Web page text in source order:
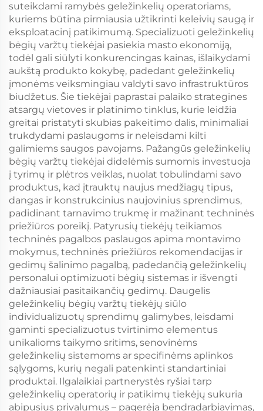
suteikdami ramybės geležinkelių operatoriams,
kuriems būtina pirmiausia užtikrinti keleivių saugą ir
eksploatacinį patikimumą. Specializuoti geležinkelių
bėgių varžtų tiekėjai pasiekia masto ekonomiją,
todėl gali siūlyti konkurencingas kainas, išlaikydami
aukštą produkto kokybę, padedant geležinkelių
įmonėms veiksmingiau valdyti savo infrastruktūros
biudžetus. Šie tiekėjai paprastai palaiko strategines
atsargų vietoves ir platinimo tinklus, kurie leidžia
greitai pristatyti skubias pakeitimo dalis, minimaliai
trukdydami paslaugoms ir neleisdami kilti
galimiems saugos pavojams. Pažangūs geležinkelių
bėgių varžtų tiekėjai didelėmis sumomis investuoja
į tyrimų ir plėtros veiklas, nuolat tobulindami savo
produktus, kad įtrauktų naujus medžiagų tipus,
dangas ir konstrukcinius naujovinius sprendimus,
padidinant tarnavimo trukmę ir mažinant techninės
priežiūros poreikį. Patyrusių tiekėjų teikiamos
techninės pagalbos paslaugos apima montavimo
mokymus, techninės priežiūros rekomendacijas ir
gedimų šalinimo pagalbą, padedančią geležinkelių
personalui optimizuoti bėgių sistemas ir išvengti
dažniausiai pasitaikančių gedimų. Daugelis
geležinkelių bėgių varžtų tiekėjų siūlo
individualizuotų sprendimų galimybes, leisdami
gaminti specializuotus tvirtinimo elementus
unikalioms taikymo sritims, senovinėms
geležinkelių sistemoms ar specifinėms aplinkos
sąlygoms, kurių negali patenkinti standartiniai
produktai. Ilgalaikiai partnerystės ryšiai tarp
geležinkelių operatorių ir patikimų tiekėjų sukuria
abipusius privalumus – pagerėja bendradarbiavimas,